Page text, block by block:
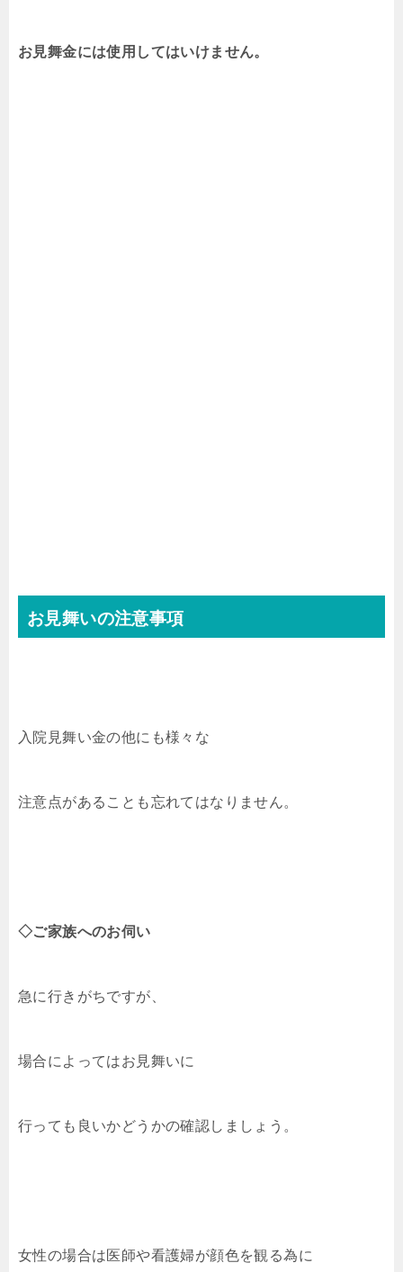
お見舞金には使用してはいけません。
お見舞いの注意事項
入院見舞い金の他にも様々な
注意点があることも忘れてはなりません。
◇ご家族へのお伺い
急に行きがちですが、
場合によってはお見舞いに
行っても良いかどうかの確認しましょう。
女性の場合は医師や看護婦が顔色を観る為に